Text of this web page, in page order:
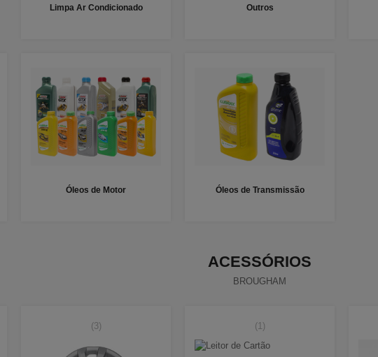
Limpa Ar Condicionado Outros
Óleos de Motor Óleos de Transmissão
ACESSÓRIOS
BROUGHAM
(3) (1)